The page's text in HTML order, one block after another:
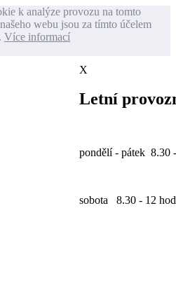
k analýze provozu na tomto
webu jsou za tímto účelem
Více informací
X
Letní
pondělí - pátek 8.30
sobota 8.30 - 12 hod